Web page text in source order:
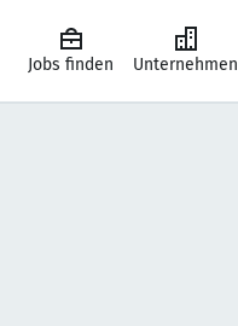
Jobs finden Unternehmen